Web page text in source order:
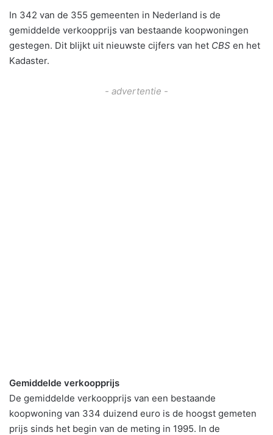
In 342 van de 355 gemeenten in Nederland is de
gemiddelde verkoopprijs van bestaande koopwoningen
gestegen. Dit blijkt uit nieuwste cijfers van het CBS en het
Kadaster.
- advertentie -
Gemiddelde verkoopprijs
De gemiddelde verkoopprijs van een bestaande
koopwoning van 334 duizend euro is de hoogst gemeten
prijs sinds het begin van de meting in 1995. In de